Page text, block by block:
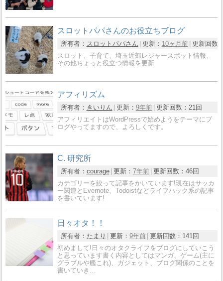
スロットパパさんのお役立ちブログ
所有者： スロットパパさん 更新： 10ヶ月前 更新回数
スロット、子育て、埼玉近郊レジャースポット情報、
その他ちょっと役立つ情報を更新
アフィリズム
所有者： きいりん 更新： 9年前 更新回数： 21回
アフィリエイトはWordPressで始めようをテーマにブ
ログやってますので、よろしくです。
C. 研究所
所有者： courage 更新： 7年前 更新回数： 46回
カテゴリーを絞って記事をかいています!現在はサッカ
ー関連とEvernote、Todoistなどライフハック系の記事
を書いています!
日々オタ！！
所有者： たまり 更新： 9年前 更新回数： 141回
初めまして!日々のオタクライフをブログにしていこう
と思っています書く内容としてはマンガ、ゲーム(主に
グラブルや艦これ)、ガジェット、ブログ関係のことを
書いていき…